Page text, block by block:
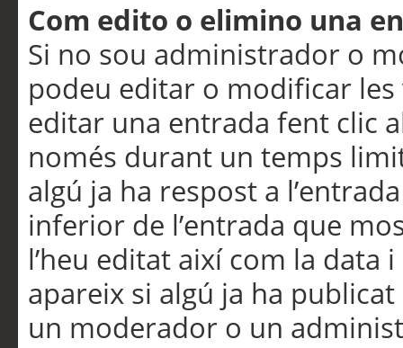
Com edito o elimino una
Si no sou administrador o
podeu editar o modificar
editar una entrada fent clic
només durant un temps
algú ja ha respost a
inferior de l’entrada que
l’heu editat així com la data
apareix si algú ja ha
un moderador o un